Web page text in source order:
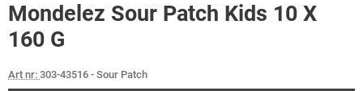
Mondelez Sour Patch Kids 10 X
160 G
Art nr: 303-43516 - Sour Patch